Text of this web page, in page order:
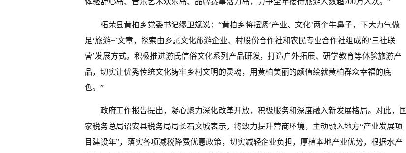
体验舒心岛、音乐艺术欢乐岛、品牌赛事活力岛，力争全年接待旅游人数超700万人次。”
柘荣县黄柏乡党委书记缪卫斌说：“黄柏乡将扭紧‘产业、文化’两个牛鼻子，下大力气做
足‘旅游+’文章，探索由乡属文化旅游企业、村股份合作社和农民专业合作社组成的‘三社联
营’发展方式。积极推进游氏信俗文化系列产品研发，打造户外拓展、研学教育等体验旅游产
品，切实让优秀传统文化铸牢乡村文明的灵魂，用黄柏美丽的颜值绘就黄柏群众幸福的底
色。”
政府工作报告提出，凝心聚力深化改革开放，积极服务和深度融入新发展格局。对此，国
家税务总局诏安县税务局局长石文城表示，将致力提升营商环境，主动融入地方“产业发展项
目建设年”，落实各项减税降费优惠政策，切实减轻企业负担，厚植本地产业优势，根据水产